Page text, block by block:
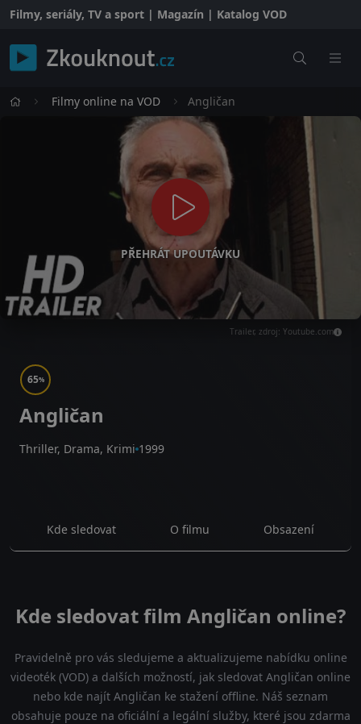
Filmy, seriály, TV a sport | Magazín | Katalog VOD
Filmy online na VOD Angličan
PŘEHRÁT UPOUTÁVKU
Trailer, zdroj: Youtube.com
65%
Angličan
Thriller, Drama, Krimi 1999
Kde sledovat O filmu Obsazení
Kde sledovat film Angličan online?
Pravidelně pro vás sledujeme a aktualizujeme nabídku online
videoték (VOD) a dalších možností, jak sledovat Angličan online
nebo kde najít Angličan ke stažení offline. Náš seznam
obsahuje pouze na oficiální a legální služby, které jsou zdarma